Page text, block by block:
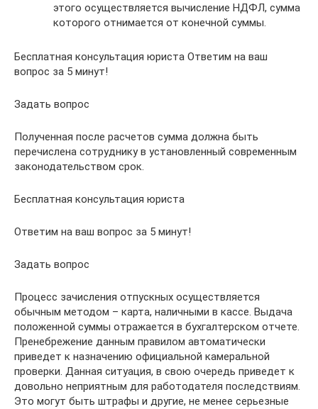
этого осуществляется вычисление НДФЛ, сумма
которого отнимается от конечной суммы.
Бесплатная консультация юриста Ответим на ваш
вопрос за 5 минут!
Задать вопрос
Полученная после расчетов сумма должна быть
перечислена сотруднику в установленный современным
законодательством срок.
Бесплатная консультация юриста
Ответим на ваш вопрос за 5 минут!
Задать вопрос
Процесс зачисления отпускных осуществляется
обычным методом – карта, наличными в кассе. Выдача
положенной суммы отражается в бухгалтерском отчете.
Пренебрежение данным правилом автоматически
приведет к назначению официальной камеральной
проверки. Данная ситуация, в свою очередь приведет к
довольно неприятным для работодателя последствиям.
Это могут быть штрафы и другие, не менее серьезные